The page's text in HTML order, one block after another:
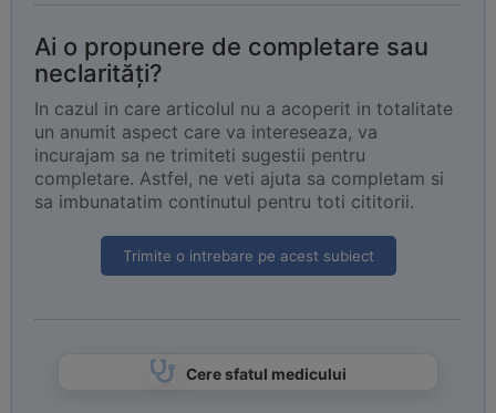
Ai o propunere de completare sau
neclarități?
In cazul in care articolul nu a acoperit in totalitate
un anumit aspect care va intereseaza, va
incurajam sa ne trimiteti sugestii pentru
completare. Astfel, ne veti ajuta sa completam si
sa imbunatatim continutul pentru toti cititorii.
Trimite o intrebare pe acest subiect
Cere sfatul medicului